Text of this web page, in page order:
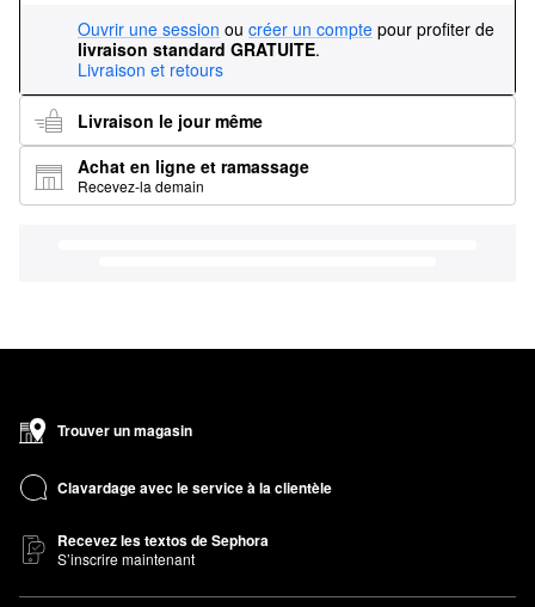
Ouvrir une session ou créer un compte pour profiter de
livraison standard GRATUITE.
Livraison et retours
Livraison le jour même
Achat en ligne et ramassage
Recevez-la demain
Trouver un magasin
Clavardage avec le service à la clientèle
Recevez les textos de Sephora
S’inscrire maintenant